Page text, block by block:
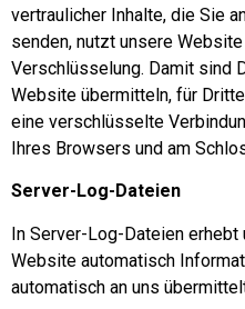
vertraulicher Inhalte, die Sie
senden, nutzt unsere
Verschlüsselung. Damit sind
Website übermitteln, für
eine verschlüsselte
Ihres Browsers und am
Server-Log-Dateien
In Server-Log-Dateien
Website automatisch
automatisch an uns